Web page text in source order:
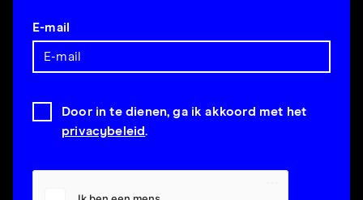
E-mail
Door in te dienen, ga ik akkoord met het
privacybeleid.